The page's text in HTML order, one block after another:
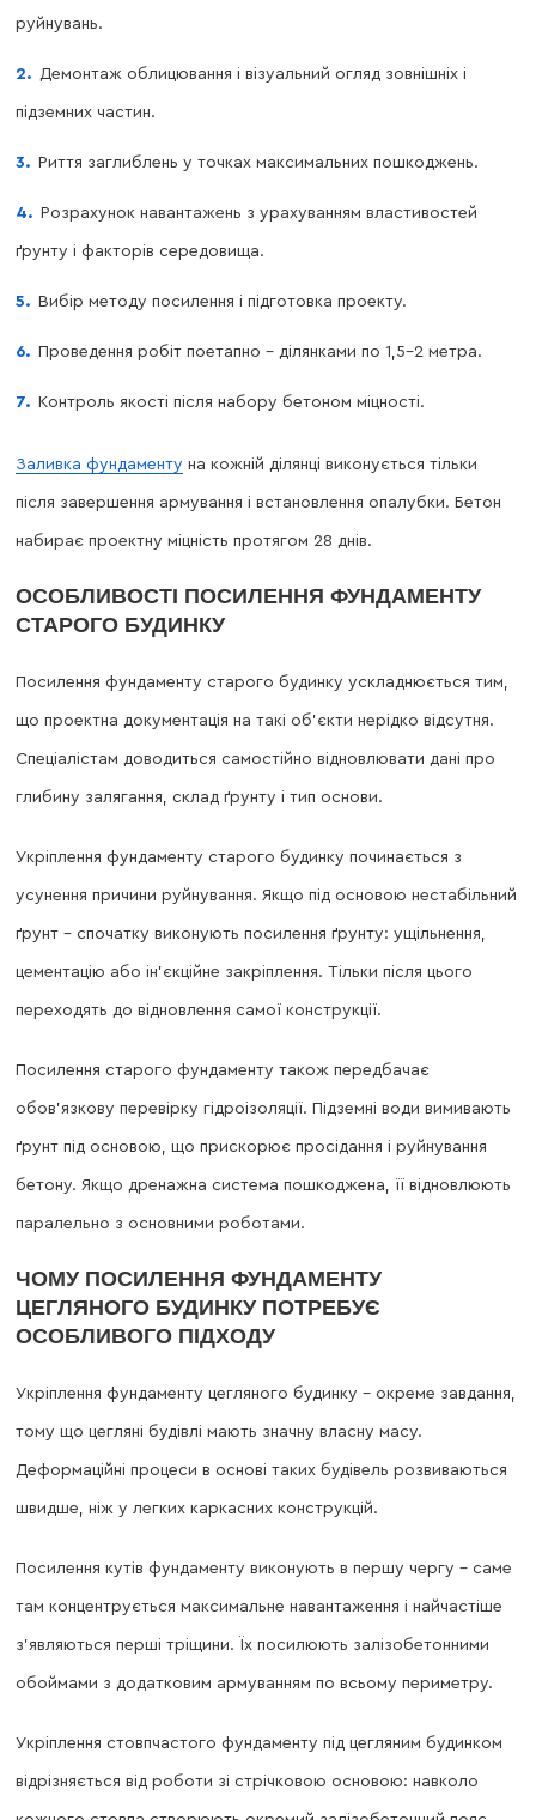
руйнувань.
Демонтаж облицювання і візуальний огляд зовнішніх і
підземних частин.
Риття заглиблень у точках максимальних пошкоджень.
Розрахунок навантажень з урахуванням властивостей
ґрунту і факторів середовища.
Вибір методу посилення і підготовка проекту.
Проведення робіт поетапно – ділянками по 1,5–2 метра.
Контроль якості після набору бетоном міцності.
Заливка фундаменту на кожній ділянці виконується тільки
після завершення армування і встановлення опалубки. Бетон
набирає проектну міцність протягом 28 днів.
ОСОБЛИВОСТІ ПОСИЛЕННЯ ФУНДАМЕНТУ
СТАРОГО БУДИНКУ
Посилення фундаменту старого будинку ускладнюється тим,
що проектна документація на такі об’єкти нерідко відсутня.
Спеціалістам доводиться самостійно відновлювати дані про
глибину залягання, склад ґрунту і тип основи.
Укріплення фундаменту старого будинку починається з
усунення причини руйнування. Якщо під основою нестабільний
ґрунт – спочатку виконують посилення ґрунту: ущільнення,
цементацію або ін’єкційне закріплення. Тільки після цього
переходять до відновлення самої конструкції.
Посилення старого фундаменту також передбачає
обов’язкову перевірку гідроізоляції. Підземні води вимивають
ґрунт під основою, що прискорює просідання і руйнування
бетону. Якщо дренажна система пошкоджена, її відновлюють
паралельно з основними роботами.
ЧОМУ ПОСИЛЕННЯ ФУНДАМЕНТУ
ЦЕГЛЯНОГО БУДИНКУ ПОТРЕБУЄ
ОСОБЛИВОГО ПІДХОДУ
Укріплення фундаменту цегляного будинку – окреме завдання,
тому що цегляні будівлі мають значну власну масу.
Деформаційні процеси в основі таких будівель розвиваються
швидше, ніж у легких каркасних конструкцій.
Посилення кутів фундаменту виконують в першу чергу – саме
там концентрується максимальне навантаження і найчастіше
з’являються перші тріщини. Їх посилюють залізобетонними
обоймами з додатковим армуванням по всьому периметру.
Укріплення стовпчастого фундаменту під цегляним будинком
відрізняється від роботи зі стрічковою основою: навколо